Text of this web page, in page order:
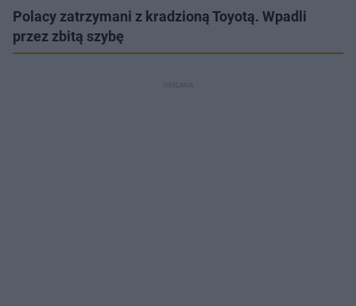
Polacy zatrzymani z kradzioną Toyotą. Wpadli
przez zbitą szybę